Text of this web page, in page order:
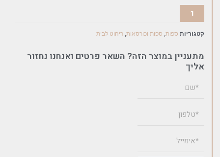
קטגוריות ספות, ספות וכורסאות, ריהוט לבית
מתעניין במוצר הזה? השאר פרטים ואנחנו נחזור
אליך